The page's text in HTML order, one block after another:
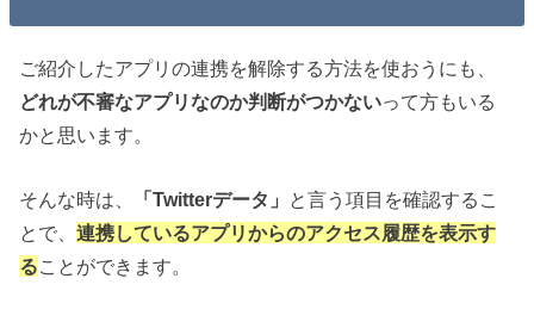
ご紹介したアプリの連携を解除する方法を使おうにも、
どれが不審なアプリなのか判断がつかないって方もいる
かと思います。
そんな時は、 「Twitterデータ」 と言う項目を確認するこ
とで、連携しているアプリからのアクセス履歴を表示す
ることができます。